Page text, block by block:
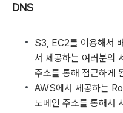
DNS
S3, EC2를 이용해서
서 제공하는 여러분의
주소를 통해 접근하게
AWS에서 제공하는
도메인 주소를 통해서